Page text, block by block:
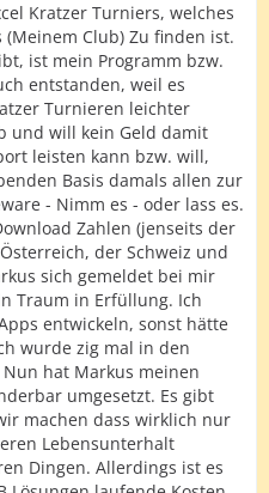
Kratzer Turniers, welches
(Meinem Club) Zu finden ist.
ist mein Programm bzw.
entstanden, weil es
Turnieren leichter
und will kein Geld damit
leisten kann bzw. will,
Basis damals allen zur
- Nimm es - oder lass es.
Zahlen (jenseits der
der Schweiz und
sich gemeldet bei mir
Traum in Erfüllung. Ich
entwickeln, sonst hätte
wurde zig mal in den
hat Markus meinen
umgesetzt. Es gibt
machen dass wirklich nur
Lebensunterhalt
Dingen. Allerdings ist es